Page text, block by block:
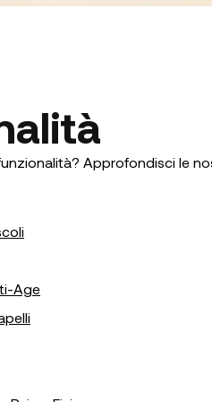
Approfondisci le
Age